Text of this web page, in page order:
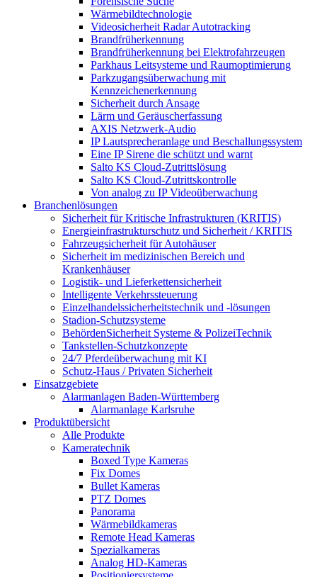
Wärmebildtechnologie
Videosicherheit Radar Autotracking​
Brandfrüherkennung
Brandfrüherkennung bei Elektrofahrzeugen
Parkhaus Leitsysteme und Raumoptimierung
Parkzugangsüberwachung mit
Kennzeichenerkennung
Sicherheit durch Ansage
Lärm und Geräuscherfassung
AXIS Netzwerk-Audio
IP Lautsprecheranlage und Beschallungssystem
Eine IP Sirene die schützt und warnt
Salto KS Cloud-Zutrittslösung
Salto KS Cloud-Zutrittskontrolle
Von analog zu IP Videoüberwachung
Branchenlösungen
Sicherheit für Kritische Infrastrukturen (KRITIS)
Energieinfrastrukturschutz und Sicherheit / KRITIS
Fahrzeugsicherheit für Autohäuser
Sicherheit im medizinischen Bereich und
Krankenhäuser
Logistik- und Lieferkettensicherheit
Intelligente Verkehrssteuerung
Einzelhandelssicherheitstechnik und -lösungen
Stadion-Schutzsysteme
BehördenSicherheit Systeme & PolizeiTechnik
Tankstellen-Schutzkonzepte​
24/7 Pferdeüberwachung mit KI
Schutz-Haus / Privaten Sicherheit
Einsatzgebiete
Alarmanlagen Baden-Württemberg
Alarmanlage Karlsruhe
Produktübersicht
Alle Produkte
Kameratechnik
Boxed Type Kameras
Fix Domes
Bullet Kameras
PTZ Domes
Panorama
Wärmebildkameras
Remote Head Kameras
Spezialkameras
Analog HD-Kameras